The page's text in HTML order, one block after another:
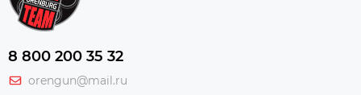
8 800 200 35 32
orengun@mail.ru